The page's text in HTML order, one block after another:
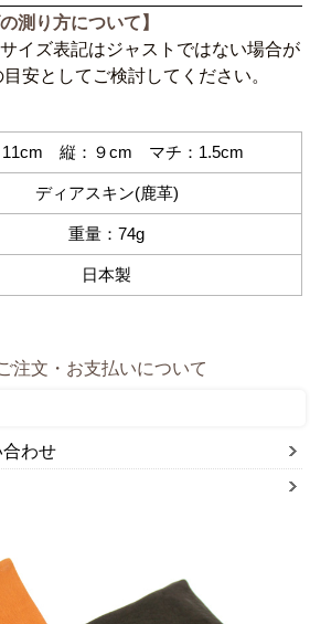
測り方について】
イズ表記はジャストではない場合が
安としてご検討してください。
縦：９cm マチ：1.5cm
ディアスキン(鹿革)
重量：74g
日本製
注文・お支払いについて
わせ